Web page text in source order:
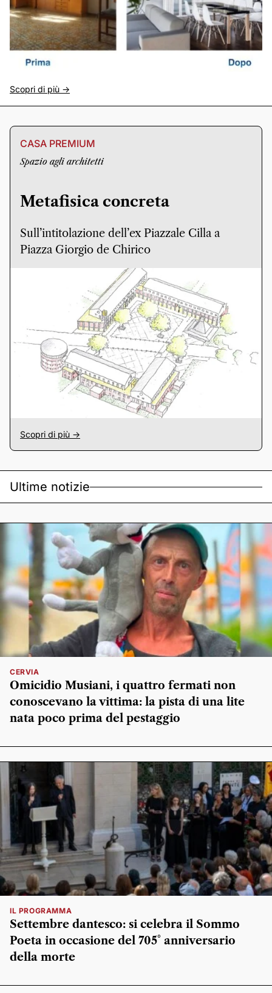
Scopri di più ->
CASA PREMIUM
Spazio agli architetti
Metafisica concreta
Sull’intitolazione dell’ex Piazzale Cilla a
Piazza Giorgio de Chirico
Scopri di più ->
Ultime notizie
CERVIA
Omicidio Musiani, i quattro fermati non
conoscevano la vittima: la pista di una lite
nata poco prima del pestaggio
IL PROGRAMMA
Settembre dantesco: si celebra il Sommo
Poeta in occasione del 705° anniversario
della morte